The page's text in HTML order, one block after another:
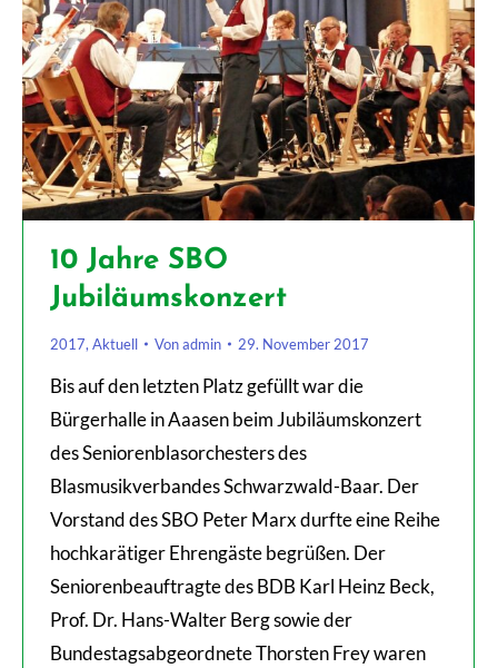
10 Jahre SBO
Jubiläumskonzert
2017, Aktuell Vonadmin 29. November 2017
Bis auf den letzten Platz gefüllt war die
Bürgerhalle in Aaasen beim Jubiläumskonzert
des Seniorenblasorchesters des
Blasmusikverbandes Schwarzwald-Baar. Der
Vorstand des SBO Peter Marx durfte eine Reihe
hochkarätiger Ehrengäste begrüßen. Der
Seniorenbeauftragte des BDB Karl Heinz Beck,
Prof. Dr. Hans-Walter Berg sowie der
Bundestagsabgeordnete Thorsten Frey waren